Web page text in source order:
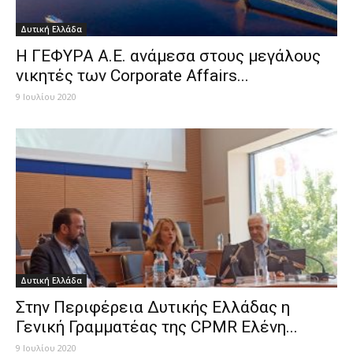
Δυτική Ελλάδα
Η ΓΕΦΥΡΑ Α.Ε. ανάμεσα στους μεγάλους
νικητές των Corporate Affairs...
9 Ιουλίου 2020
Δυτική Ελλάδα
Στην Περιφέρεια Δυτικής Ελλάδας η
Γενική Γραμματέας της CPMR Ελένη...
9 Ιουλίου 2020